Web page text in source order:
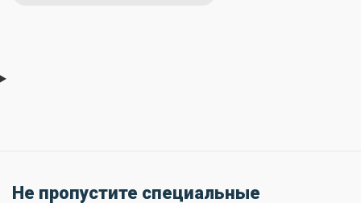
Не пропустите специальные